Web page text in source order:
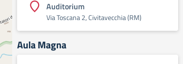
Auditorium
Via Toscana 2, Civitavecchia (RM)
Aula Magna